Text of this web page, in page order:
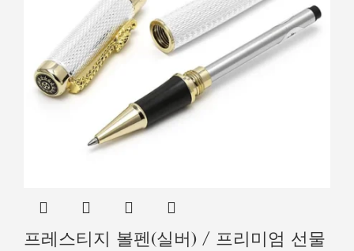
프레스티지 볼펜(실버) / 프리미엄 선물